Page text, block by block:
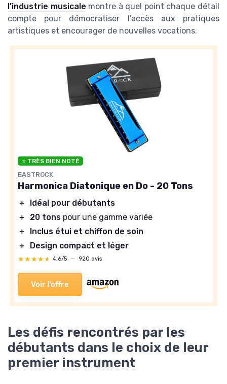
l’industrie musicale montre à quel point chaque détail
compte pour démocratiser l’accès aux pratiques
artistiques et encourager de nouvelles vocations.
⭐ TRÈS BIEN NOTÉ
EASTROCK
Harmonica Diatonique en Do - 20 Tons
＋
Idéal pour débutants
＋
20 tons pour une gamme variée
＋
Inclus étui et chiffon de soin
＋
Design compact et léger
★★★★★
★★★★★ 4,6/5 — 920 avis
Voir l'offre
Les défis rencontrés par les
débutants dans le choix de leur
premier instrument